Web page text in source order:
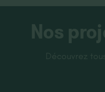
Nos
Découvrez